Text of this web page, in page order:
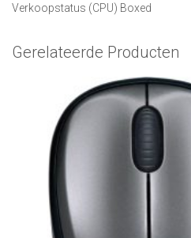
Verkoopstatus (CPU) Boxed
Gerelateerde Producten